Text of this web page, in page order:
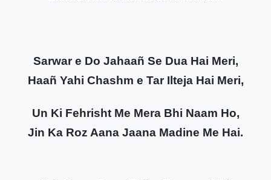
Sarwar e Do Jahaañ Se Dua Hai Meri,
Haañ Yahi Chashm e Tar Ilteja Hai Meri,
Un Ki Fehrisht Me Mera Bhi Naam Ho,
Jin Ka Roz Aana Jaana Madine Me Hai.